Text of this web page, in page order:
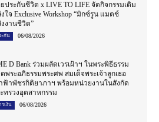
ประกันชีวิต x LIVE TO LIFE จัดกิจกรรมเติม
ใจ Exclusive Workshop “มิกซ์รูน แมตช์
งานชีวิต”
ะกัน 06/08/2026
D Bank ร่วมผลัดเวรเฝ้าฯ ในพระพิธีธรรม
พระอภิธรรมพระศพ สมเด็จพระเจ้าลูกเธอ
าฟ้าพัชรกิติยาภาฯ พร้อมหน่วยงานในสังกัด
ทรวงอุตสาหกรรม
รเงิน 06/08/2026